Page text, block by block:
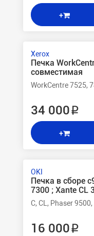
+
Xerox
Печка
совместимая
WorkCentre 7525,
34 000 ₽
+
OKI
Печка в сборе
7300 ; Xante CL
C, CL, Phaser
16 000 ₽